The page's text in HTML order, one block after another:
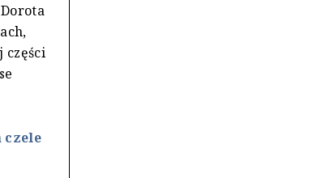
części
czele